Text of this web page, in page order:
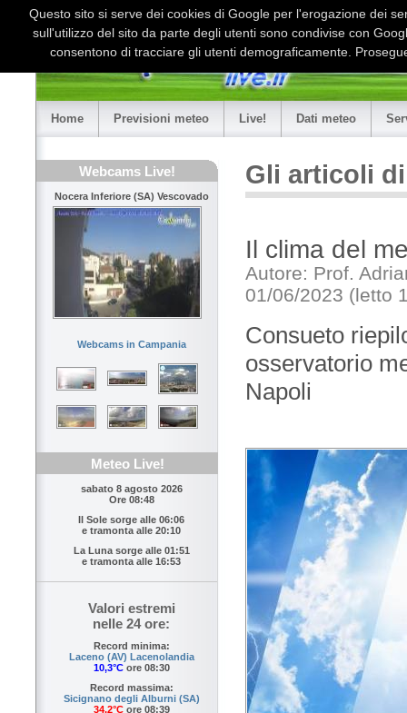
Home Previsioni meteo Live! Dati meteo
Webcams Live!
Nocera Inferiore (SA) Vescovado
Webcams in Campania
Meteo Live!
sabato 8 agosto 2026
Ore 08:48
Il Sole sorge alle 06:06
e tramonta alle 20:10
La Luna sorge alle 01:51
e tramonta alle 16:53
Valori estremi
nelle 24 ore:
Record minima:
Laceno (AV) Lacenolandia
10,3°Core 08:30
Record massima:
Sicignano degli Alburni (SA)
34,2°Core 08:39
Gli articoli
Il clima del
Autore: Prof.
01/06/2023 (letto
Consueto
osservatorio
Napoli
Questo sito si serve dei cookies di Google per l'erogazione dei
sull'utilizzo del sito da parte degli utenti sono condivise con
consentono di tracciare gli utenti demograficamente.